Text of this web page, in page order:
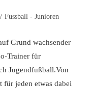
/ Fussball - Junioren
Grund wachsender
Trainer für
Jugendfußball.Von
für jeden etwas dabei